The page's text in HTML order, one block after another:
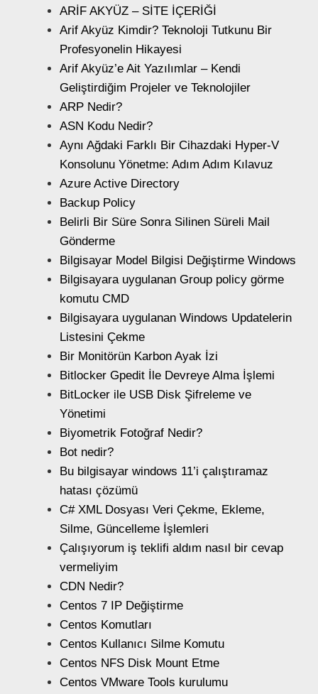
ARİF AKYÜZ – SİTE İÇERİĞİ
Arif Akyüz Kimdir? Teknoloji Tutkunu Bir
Profesyonelin Hikayesi
Arif Akyüz’e Ait Yazılımlar – Kendi
Geliştirdiğim Projeler ve Teknolojiler
ARP Nedir?
ASN Kodu Nedir?
Aynı Ağdaki Farklı Bir Cihazdaki Hyper-V
Konsolunu Yönetme: Adım Adım Kılavuz
Azure Active Directory
Backup Policy
Belirli Bir Süre Sonra Silinen Süreli Mail
Gönderme
Bilgisayar Model Bilgisi Değiştirme Windows
Bilgisayara uygulanan Group policy görme
komutu CMD
Bilgisayara uygulanan Windows Updatelerin
Listesini Çekme
Bir Monitörün Karbon Ayak İzi
Bitlocker Gpedit İle Devreye Alma İşlemi
BitLocker ile USB Disk Şifreleme ve
Yönetimi
Biyometrik Fotoğraf Nedir?
Bot nedir?
Bu bilgisayar windows 11’i çalıştıramaz
hatası çözümü
C# XML Dosyası Veri Çekme, Ekleme,
Silme, Güncelleme İşlemleri
Çalışıyorum iş teklifi aldım nasıl bir cevap
vermeliyim
CDN Nedir?
Centos 7 IP Değiştirme
Centos Komutları
Centos Kullanıcı Silme Komutu
Centos NFS Disk Mount Etme
Centos VMware Tools kurulumu